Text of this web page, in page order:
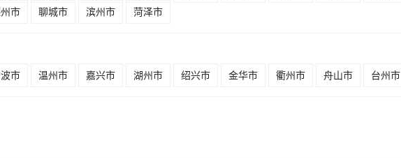
市 聊城市 滨州市 菏泽市
市 温州市 嘉兴市 湖州市 绍兴市 金华市 衢州市 舟山市 台州市